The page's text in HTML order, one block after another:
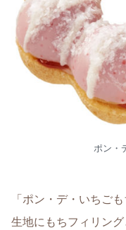
ポン・
「ポン・デ・いちご
生地にもちフィリング